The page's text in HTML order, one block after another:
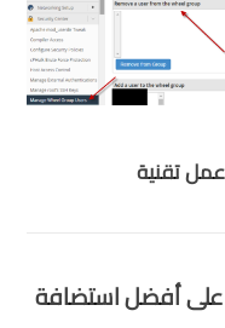
تقنية
أفضل استضافة